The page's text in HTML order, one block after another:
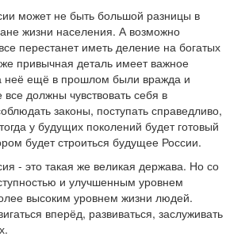
может не быть большой разницы в
жизни населения. А возможно
перестанет иметь деление на богатых
привычная деталь имеет важное
неё ещё в прошлом были вражда и
должны чувствовать себя в
законы, поступать справедливо,
у будущих поколений будет готовый
будет строиться будущее России.
- это такая же великая держава. Но со
и улучшенным уровнем
высоким уровнем жизни людей.
вперёд, развиваться, заслуживать